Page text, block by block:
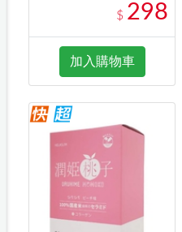
$ 298
加入購物車